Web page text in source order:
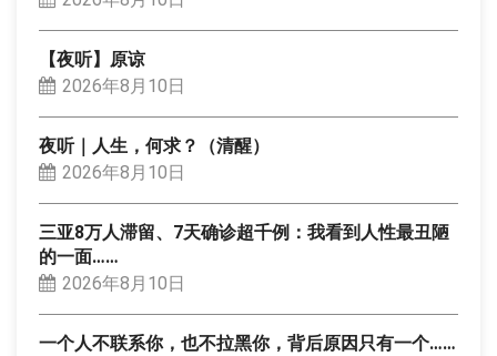
【夜听】原谅
2026年8月10日
夜听｜人生，何求？（清醒）
2026年8月10日
三亚8万人滞留、7天确诊超千例：我看到人性最丑陋
的一面……
2026年8月10日
一个人不联系你，也不拉黑你，背后原因只有一个……